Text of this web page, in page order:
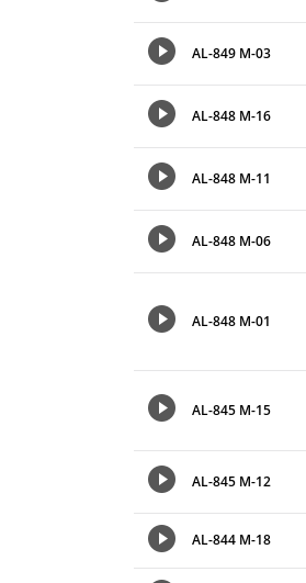
AL-849 M-03
AL-848 M-16
AL-848 M-11
AL-848 M-06
AL-848 M-01
AL-845 M-15
AL-845 M-12
AL-844 M-18